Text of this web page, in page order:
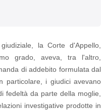
la Corte d'Appello,
grado, aveva, tra l'altro,
di addebito formulata dal
particolare, i giudici avevano
fedeltà da parte della moglie,
investigative prodotte in